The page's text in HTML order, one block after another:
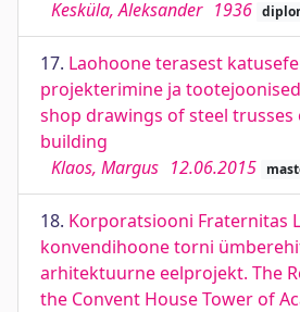
Kesküla, Aleksander 1936
17. Laohoone terasest
projekterimine ja
shop drawings of steel
building
Klaos, Margus 12.06.2015
18. Korporatsiooni Fraternitas
konvendihoone torni
arhitektuurne eelprojekt. The
the Convent House Tower of